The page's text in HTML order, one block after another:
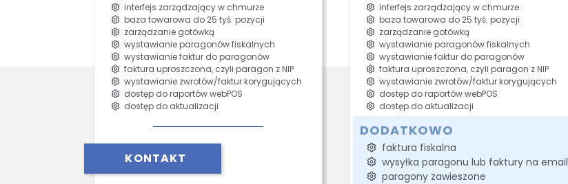
interfejs zarządzający w chmurze
baza towarowa do 25 tyś. pozycji
zarządzanie gotówką
wystawianie paragonów fiskalnych
wystawianie faktur do paragonów
faktura uproszczona, czyli paragon z NIP
wystawianie zwrotów/faktur korygujących
dostęp do raportów webPOS
dostęp do aktualizacji
KONTAKT
interfejs zarządzający w chmurze
baza towarowa do 25 tyś. pozycji
zarządzanie gotówką
wystawianie paragonów fiskalnych
wystawianie faktur do paragonów
faktura uproszczona, czyli paragon z NIP
wystawianie zwrotów/faktur korygujących
dostęp do raportów webPOS
dostęp do aktualizacji
DODATKOWO
faktura fiskalna
wysyłka paragonu lub faktury na email
paragony zawieszone